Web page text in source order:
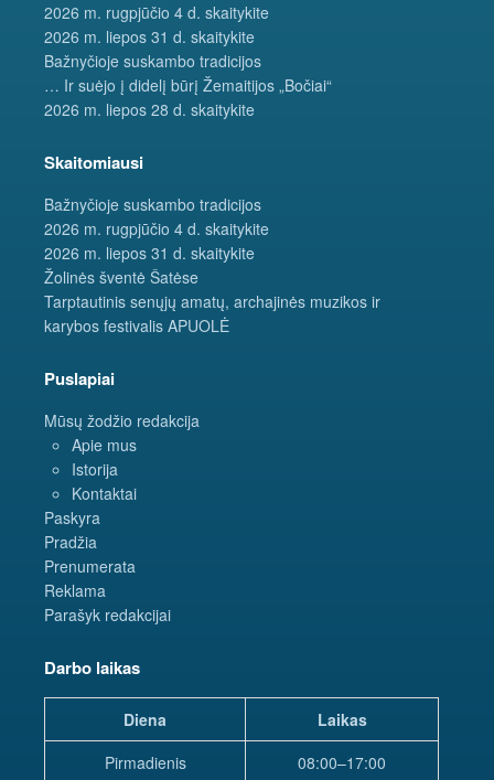
2026 m. rugpjūčio 4 d. skaitykite
2026 m. liepos 31 d. skaitykite
Bažnyčioje suskambo tradicijos
… Ir suėjo į didelį būrį Žemaitijos „Bočiai“
2026 m. liepos 28 d. skaitykite
Skaitomiausi
Bažnyčioje suskambo tradicijos
2026 m. rugpjūčio 4 d. skaitykite
2026 m. liepos 31 d. skaitykite
Žolinės šventė Šatėse
Tarptautinis senųjų amatų, archajinės muzikos ir
karybos festivalis APUOLĖ
Puslapiai
Mūsų žodžio redakcija
Apie mus
Istorija
Kontaktai
Paskyra
Pradžia
Prenumerata
Reklama
Parašyk redakcijai
Darbo laikas
Diena
Laikas
Pirmadienis
08:00–17:00